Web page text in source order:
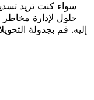
سواء كنت تريد
حلول لإدارة مخاطر